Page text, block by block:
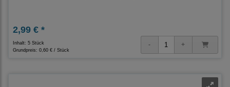
2,99 € *
Inhalt: 5 Stück
Grundpreis: 0,60 € / Stück